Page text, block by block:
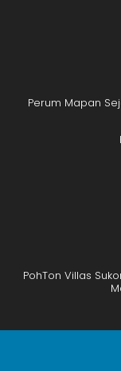
Perum Mapan
PohTon Villas